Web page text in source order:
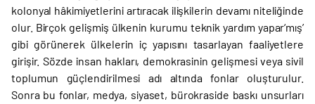
kolonyal hâkimiyetlerini artıracak ilişkilerin devamı niteliğinde
olur. Birçok gelişmiş ülkenin kurumu teknik yardım yapar‘mış’
gibi görünerek ülkelerin iç yapısını tasarlayan faaliyetlere
girişir. Sözde insan hakları, demokrasinin gelişmesi veya sivil
toplumun güçlendirilmesi adı altında fonlar oluşturulur.
Sonra bu fonlar, medya, siyaset, bürokraside baskı unsurları